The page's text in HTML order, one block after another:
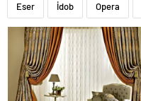
Eser İdob Opera